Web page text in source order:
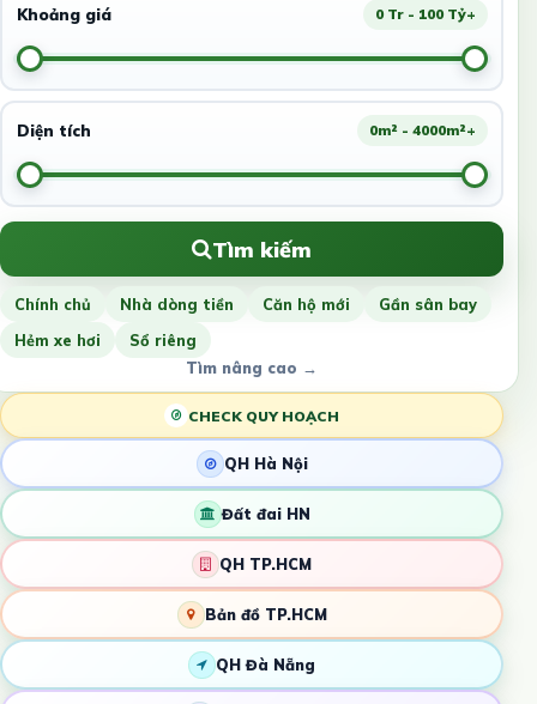
Khoảng giá 0 Tr - 100 Tỷ+
Diện tích 0m² - 4000m²+
Tìm kiếm
Chính chủ Nhà dòng tiền Căn hộ mới
Gần sân bay
Hẻm xe hơi
Sổ riêng
Tìm nâng cao →
CHECK QUY HOẠCH
QH Hà Nội
Đất đai HN
QH TP.HCM
Bản đồ TP.HCM
QH Đà Nẵng